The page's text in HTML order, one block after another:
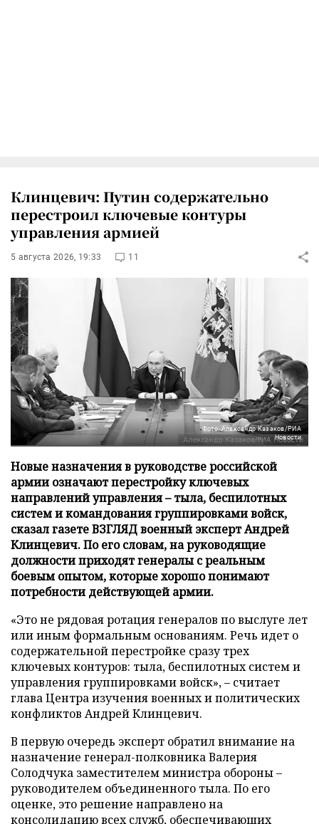
Клинцевич: Путин содержательно
перестроил ключевые контуры
управления армией
5 августа 2026, 19:33 11
Фото: Александр Казаков/РИА
Новости
Новые назначения в руководстве российской
армии означают перестройку ключевых
направлений управления – тыла, беспилотных
систем и командования группировками войск,
сказал газете ВЗГЛЯД военный эксперт Андрей
Клинцевич. По его словам, на руководящие
должности приходят генералы с реальным
боевым опытом, которые хорошо понимают
потребности действующей армии.
«Это не рядовая ротация генералов по выслуге лет
или иным формальным основаниям. Речь идет о
содержательной перестройке сразу трех
ключевых контуров: тыла, беспилотных систем и
управления группировками войск», – считает
глава Центра изучения военных и политических
конфликтов Андрей Клинцевич.
В первую очередь эксперт обратил внимание на
назначение генерал-полковника Валерия
Солодчука заместителем министра обороны –
руководителем объединенного тыла. По его
оценке, это решение направлено на
консолидацию всех служб, обеспечивающих